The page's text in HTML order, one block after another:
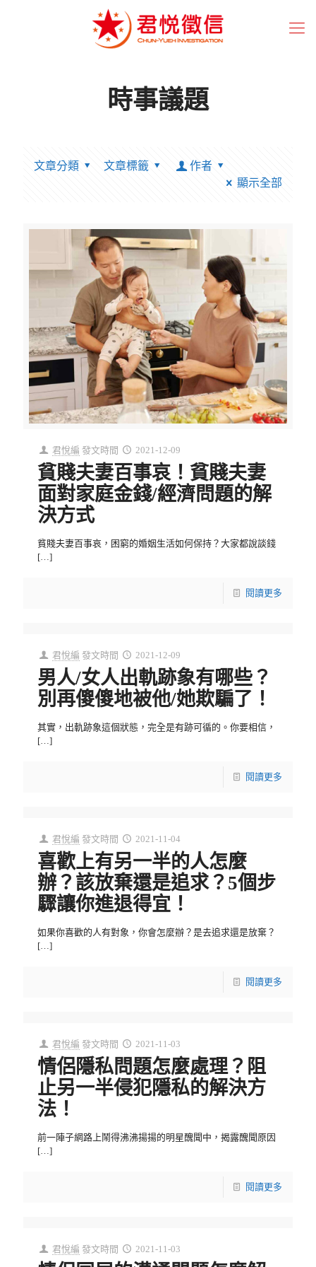
時事議題
文章分類 文章標籤
作者
顯示全部
君悅編 發文時間 2021-12-09
貧賤夫妻百事哀！貧賤夫妻
面對家庭金錢/經濟問題的解
決方式
貧賤夫妻百事哀，困窮的婚姻生活如何保持？大家都說談錢
[…]
閱讀更多
君悅編 發文時間 2021-12-09
男人/女人出軌跡象有哪些？
別再傻傻地被他/她欺騙了！
其實，出軌跡象這個狀態，完全是有跡可循的。你要相信，
[…]
閱讀更多
君悅編 發文時間 2021-11-04
喜歡上有另一半的人怎麼
辦？該放棄還是追求？5個步
驟讓你進退得宜！
如果你喜歡的人有對象，你會怎麼辦？是去追求還是放棄？
[…]
閱讀更多
君悅編 發文時間 2021-11-03
情侶隱私問題怎麼處理？阻
止另一半侵犯隱私的解決方
法！
前一陣子網路上鬧得沸沸揚揚的明星醜聞中，揭露醜聞原因
[…]
閱讀更多
君悅編 發文時間 2021-11-03